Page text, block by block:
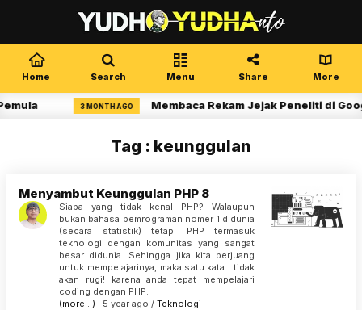
Home Search Menu Share More
3 MONTH AGO Membaca Rekam Jejak Peneliti di
Tag : keunggulan
Menyambut Keunggulan PHP 8
Siapa yang tidak kenal PHP? Walaupun
bukan bahasa pemrograman nomer 1 didunia
(secara statistik) tetapi PHP termasuk
teknologi dengan komunitas yang sangat
besar didunia. Sehingga jika kita berjuang
untuk mempelajarinya, maka satu kata : tidak
akan rugi! karena anda tepat mempelajari
coding dengan PHP.
(more…) | 5 year ago / Teknologi